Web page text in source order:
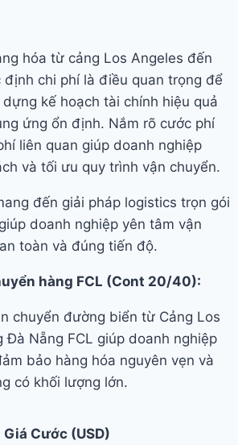
hóa từ cảng Los Angeles đến
định chi phí là điều quan trọng để
kế hoạch tài chính hiệu quả
ứng ổn định. Nắm rõ cước phí
liên quan giúp doanh nghiệp
và tối ưu quy trình vận chuyển.
đến giải pháp logistics trọn gói
doanh nghiệp yên tâm vận
toàn và đúng tiến độ.
hàng FCL (Cont 20/40):
chuyển đường biển từ Cảng Los
Đà Nẵng FCL giúp doanh nghiệp
bảo hàng hóa nguyên vẹn và
có khối lượng lớn.
Giá Cước (USD)